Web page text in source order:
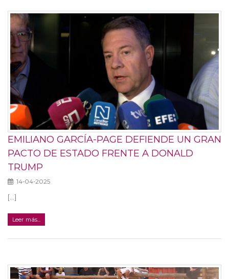
EMILIANO GARCÍA-PAGE DEFIENDE UN GRAN
PACTO DE ESTADO FRENTE A DONALD
TRUMP
14-04-2025
[...]
Leer más...